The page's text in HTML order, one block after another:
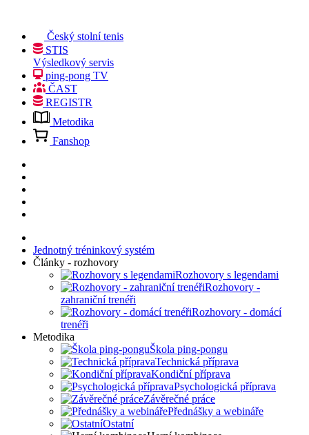
Český stolní tenis
STIS
Výsledkový servis
ping-pong TV
ČAST
REGISTR
Metodika
Fanshop
Jednotný tréninkový systém
Články - rozhovory
Rozhovory s legendami
Rozhovory -
zahraniční trenéři
Rozhovory - domácí
trenéři
Metodika
Škola ping-pongu
Technická příprava
Kondiční příprava
Psychologická příprava
Závěrečné práce
Přednášky a webináře
Ostatní